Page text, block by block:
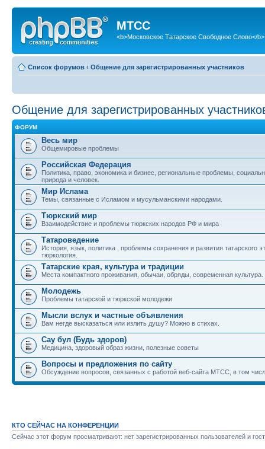
МТСС
<b>Московское Татарское Свободное Слово</b>
Список форумов ‹ Общение для зарегистрированных участников
Общение для зарегистрированных
ФОРУМ
Весь мир
Общемировые проблемы
Российская Федерация
Политика, право, экономика и бизнес, региональные проблемы,
природа и человек.
Мир Ислама
Темы, связанные с Исламом и мусульманскими народами.
Тюркский мир
Взаимодействие и проблемы тюркских народов РФ и мира
Татароведение
История, язык, политика , проблемы сохранения и развития татарского
тюркология.
Татарские края, культура и традиции
Места компактного проживания, обычаи, обряды, современная культура.
Молодежь
Проблемы татарской и тюркской молодежи
Мысли вслух и частные объявления
Вам негде высказаться или излить душу? Можно в стихах.
Сау бул (Будь здоров)
Медицина, здоровый образ жизни, полезные советы
Вопросы и предложения по сайту
Обсуждение вопросов, связанных с работой веб-сайта МТСС, в том
КТО СЕЙЧАС НА КОНФЕРЕНЦИИ
Сейчас этот форум просматривают: нет зарегистрированных пользователей и